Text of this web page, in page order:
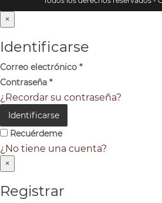
×
Identificarse
Correo electrónico *
Contraseña *
¿Recordar su contraseña?
Identificarse
Recuérdeme
¿No tiene una cuenta?
×
Registrar